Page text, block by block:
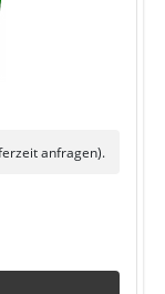
anfragen).